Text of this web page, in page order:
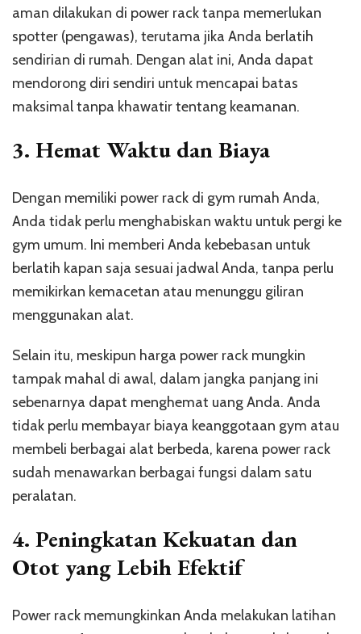
aman dilakukan di power rack tanpa memerlukan
spotter (pengawas), terutama jika Anda berlatih
sendirian di rumah. Dengan alat ini, Anda dapat
mendorong diri sendiri untuk mencapai batas
maksimal tanpa khawatir tentang keamanan.
3. Hemat Waktu dan Biaya
Dengan memiliki power rack di gym rumah Anda,
Anda tidak perlu menghabiskan waktu untuk pergi ke
gym umum. Ini memberi Anda kebebasan untuk
berlatih kapan saja sesuai jadwal Anda, tanpa perlu
memikirkan kemacetan atau menunggu giliran
menggunakan alat.
Selain itu, meskipun harga power rack mungkin
tampak mahal di awal, dalam jangka panjang ini
sebenarnya dapat menghemat uang Anda. Anda
tidak perlu membayar biaya keanggotaan gym atau
membeli berbagai alat berbeda, karena power rack
sudah menawarkan berbagai fungsi dalam satu
peralatan.
4. Peningkatan Kekuatan dan
Otot yang Lebih Efektif
Power rack memungkinkan Anda melakukan latihan